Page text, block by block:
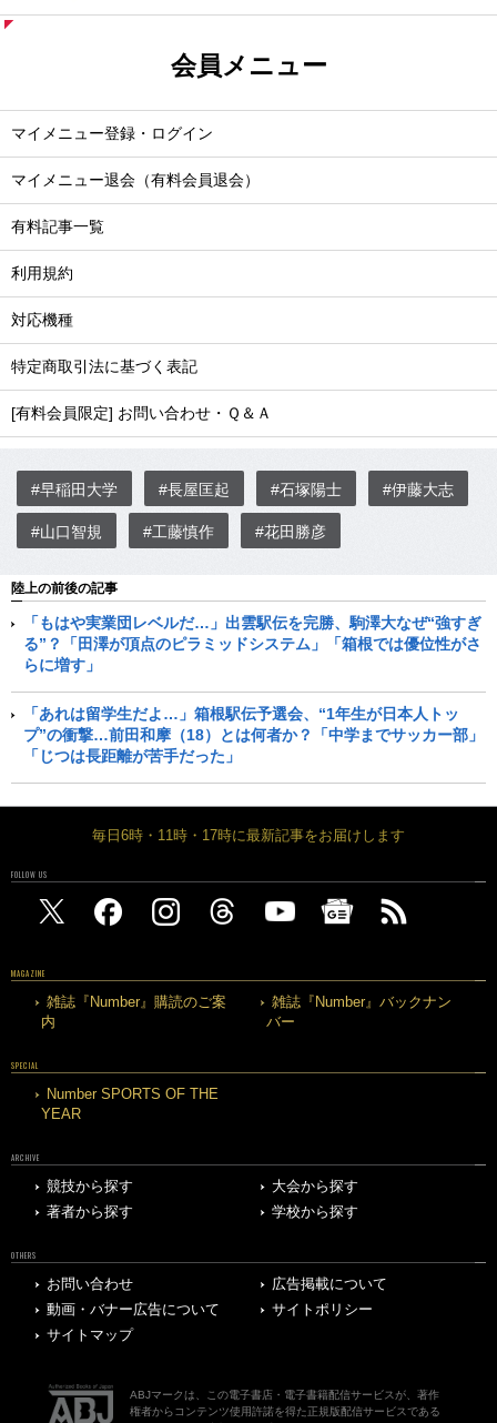
会員メニュー
マイメニュー登録・ログイン
マイメニュー退会（有料会員退会）
有料記事一覧
利用規約
対応機種
特定商取引法に基づく表記
[有料会員限定] お問い合わせ・Ｑ＆Ａ
#早稲田大学 #長屋匡起 #石塚陽士 #伊藤大志
#山口智規 #工藤慎作 #花田勝彦
陸上の前後の記事
「もはや実業団レベルだ…」出雲駅伝を完勝、駒澤大なぜ“強すぎ
る”？「田澤が頂点のピラミッドシステム」「箱根では優位性がさ
らに増す」
「あれは留学生だよ…」箱根駅伝予選会、“1年生が日本人トッ
プ”の衝撃…前田和摩（18）とは何者か？「中学までサッカー部」
「じつは長距離が苦手だった」
毎日6時・11時・17時に最新記事をお届けします
FOLLOW US
MAGAZINE
雑誌『Number』購読のご案
内
雑誌『Number』バックナン
バー
SPECIAL
Number SPORTS OF THE
YEAR
ARCHIVE
競技から探す
大会から探す
著者から探す
学校から探す
OTHERS
お問い合わせ
広告掲載について
動画・バナー広告について
サイトポリシー
サイトマップ
ABJマークは、この電子書店・電子書籍配信サービスが、著作
権者からコンテンツ使用許諾を得た正規版配信サービスである